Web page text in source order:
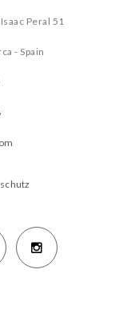
Peral 51
- Spain